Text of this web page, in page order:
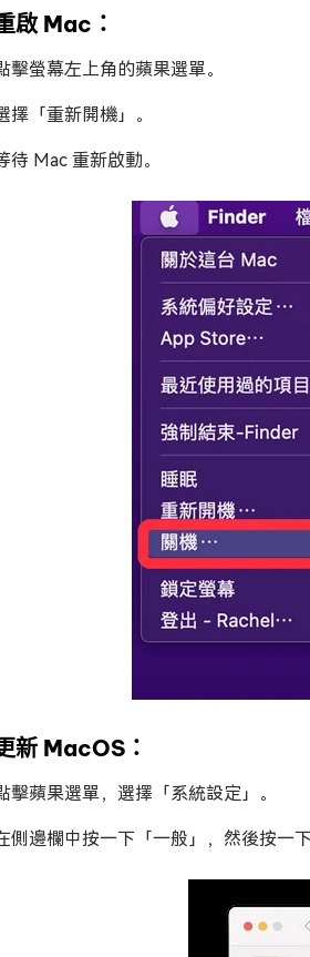
啟 Mac：
擊螢幕左上角的蘋果選單。
擇「重新開機」。
待 Mac 重新啟動。
新 MacOS：
擊蘋果選單，選擇「系統設定」。
側邊欄中按一下「一般」，然後按一